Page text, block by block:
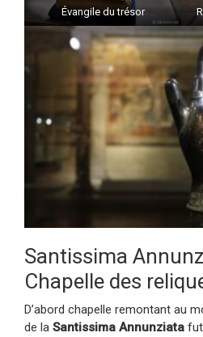
Évangile du trésor
Santissima
Chapelle des
D’abord chapelle remontant au
de la Santissima Annunziata